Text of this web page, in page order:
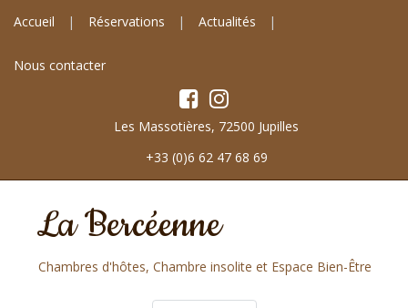
Accueil Réservations Actualités
Nous contacter
Les Massotières, 72500 Jupilles
+33 (0)6 62 47 68 69
La Bercéenne
Chambres d'hôtes, Chambre insolite et Espace Bien-Être